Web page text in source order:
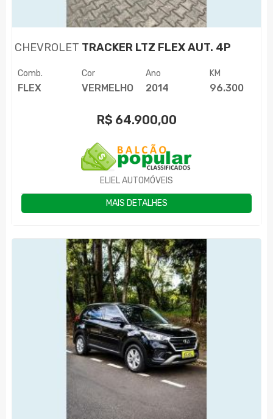
CHEVROLET TRACKER LTZ FLEX AUT. 4P
Comb.
FLEX
Cor
VERMELHO
Ano
2014
KM
96.300
R$ 64.900,00
ELIEL AUTOMÓVEIS
MAIS DETALHES